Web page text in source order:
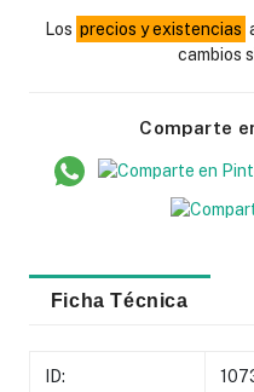
Los precios y existencias
cambios
Comparte
Ficha Técnica
ID: